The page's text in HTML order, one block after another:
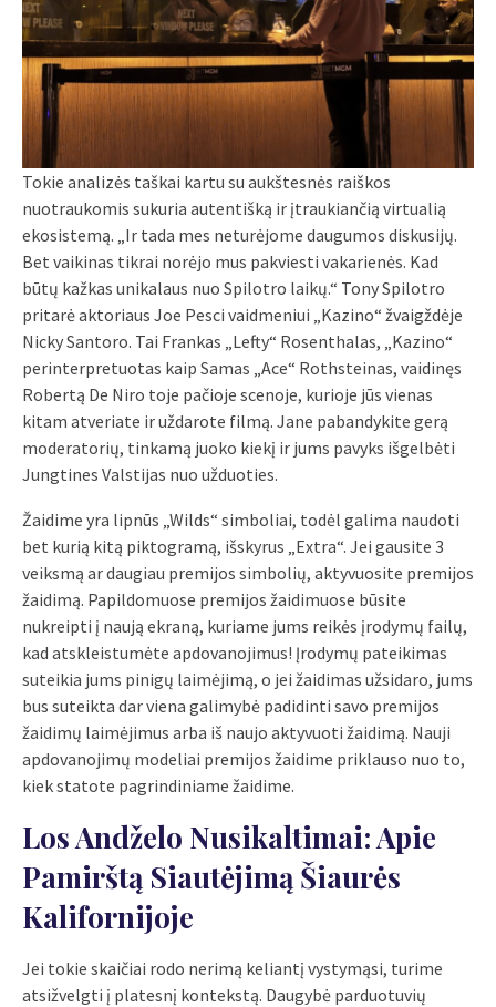
Tokie analizės taškai kartu su aukštesnės raiškos
nuotraukomis sukuria autentišką ir įtraukiančią virtualią
ekosistemą. „Ir tada mes neturėjome daugumos diskusijų.
Bet vaikinas tikrai norėjo mus pakviesti vakarienės. Kad
būtų kažkas unikalaus nuo Spilotro laikų.“ Tony Spilotro
pritarė aktoriaus Joe Pesci vaidmeniui „Kazino“ žvaigždėje
Nicky Santoro. Tai Frankas „Lefty“ Rosenthalas, „Kazino“
perinterpretuotas kaip Samas „Ace“ Rothsteinas, vaidinęs
Robertą De Niro toje pačioje scenoje, kurioje jūs vienas
kitam atveriate ir uždarote filmą. Jane pabandykite gerą
moderatorių, tinkamą juoko kiekį ir jums pavyks išgelbėti
Jungtines Valstijas nuo užduoties.
Žaidime yra lipnūs „Wilds“ simboliai, todėl galima naudoti
bet kurią kitą piktogramą, išskyrus „Extra“. Jei gausite 3
veiksmą ar daugiau premijos simbolių, aktyvuosite premijos
žaidimą. Papildomuose premijos žaidimuose būsite
nukreipti į naują ekraną, kuriame jums reikės įrodymų failų,
kad atskleistumėte apdovanojimus! Įrodymų pateikimas
suteikia jums pinigų laimėjimą, o jei žaidimas užsidaro, jums
bus suteikta dar viena galimybė padidinti savo premijos
žaidimų laimėjimus arba iš naujo aktyvuoti žaidimą. Nauji
apdovanojimų modeliai premijos žaidime priklauso nuo to,
kiek statote pagrindiniame žaidime.
Los Andželo Nusikaltimai: Apie
Pamirštą Siautėjimą Šiaurės
Kalifornijoje
Jei tokie skaičiai rodo nerimą keliantį vystymąsi, turime
atsižvelgti į platesnį kontekstą. Daugybė parduotuvių